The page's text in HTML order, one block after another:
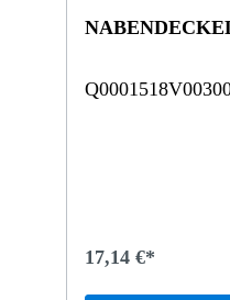
17,14 €*